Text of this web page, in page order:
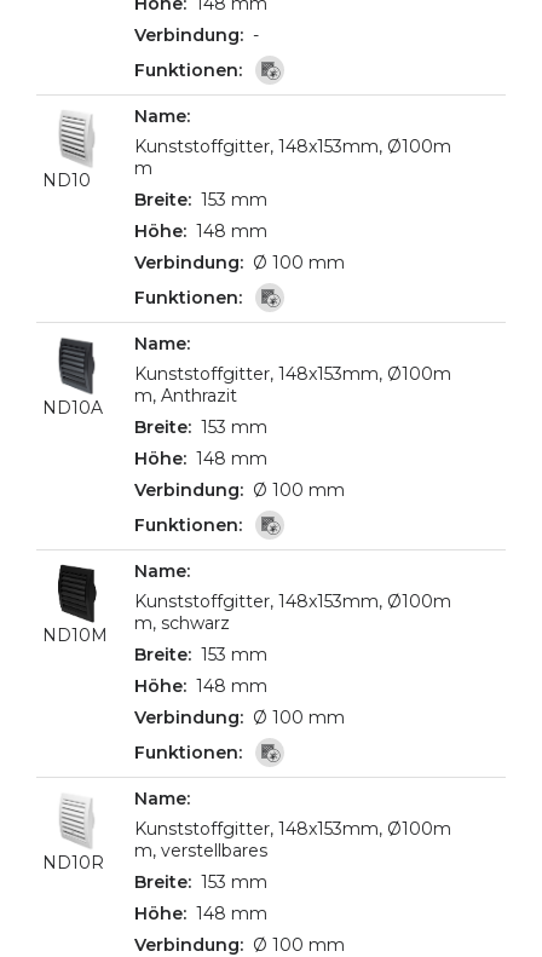
-
ND10
Kunststoffgitter, 148x153mm, Ø100m
m
153 mm
148 mm
Ø 100 mm
ND10A
Kunststoffgitter, 148x153mm, Ø100m
m, Anthrazit
153 mm
148 mm
Ø 100 mm
ND10M
Kunststoffgitter, 148x153mm, Ø100m
m, schwarz
153 mm
148 mm
Ø 100 mm
ND10R
Kunststoffgitter, 148x153mm, Ø100m
m, verstellbares
153 mm
148 mm
Ø 100 mm